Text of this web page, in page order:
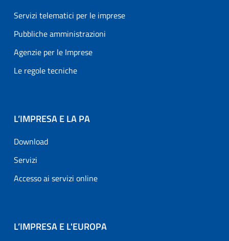
Servizi telematici per le imprese
Pubbliche amministrazioni
Agenzie per le Imprese
Le regole tecniche
L’IMPRESA E LA PA
Download
Servizi
Accesso ai servizi online
L’IMPRESA E L'EUROPA